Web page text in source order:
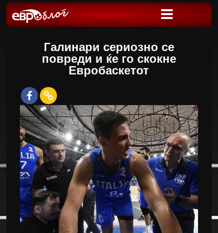
Галинари сериозно се
повреди и ќе го скокне
Евробаскетот